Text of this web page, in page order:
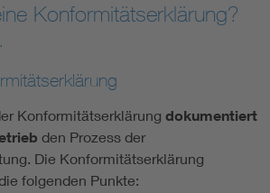
Konformitätserklärung?
Konformitätserklärung dokumentiert
den Prozess der
Die Konformitätserklärung
folgenden Punkte: